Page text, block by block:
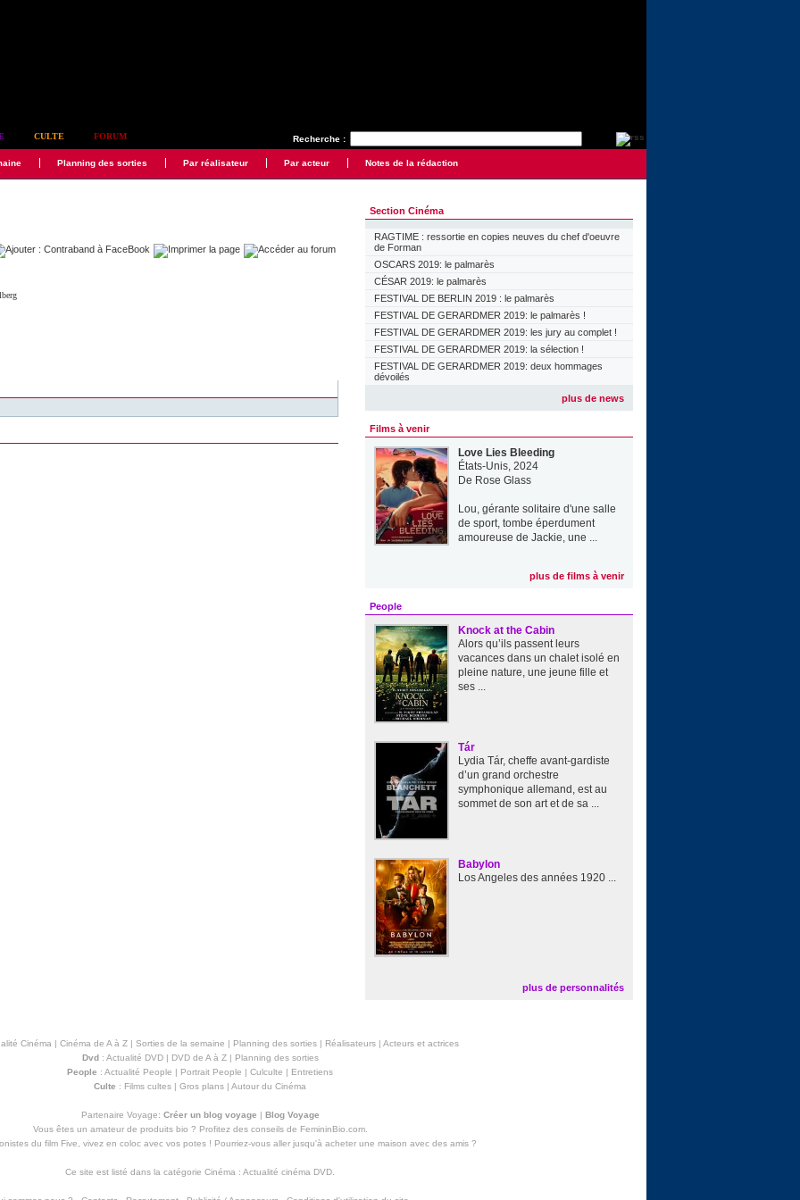
Recherche :
CULTE FORUM
Planning des sorties Par réalisateur Par acteur Notes de la rédaction
Section Cinéma
RAGTIME : ressortie en copies neuves du chef d'oeuvre
de Forman
OSCARS 2019: le palmarès
CÉSAR 2019: le palmarès
FESTIVAL DE BERLIN 2019 : le palmarès
FESTIVAL DE GERARDMER 2019: le palmarès !
FESTIVAL DE GERARDMER 2019: les jury au complet !
FESTIVAL DE GERARDMER 2019: la sélection !
FESTIVAL DE GERARDMER 2019: deux hommages
dévoilés
plus de news
Films à venir
Love Lies Bleeding
États-Unis, 2024
De Rose Glass
Lou, gérante solitaire d'une salle
de sport, tombe éperdument
amoureuse de Jackie, une ...
plus de films à venir
People
Knock at the Cabin
Alors qu’ils passent leurs
vacances dans un chalet isolé en
pleine nature, une jeune fille et
ses ...
Tár
Lydia Tár, cheffe avant-gardiste
d’un grand orchestre
symphonique allemand, est au
sommet de son art et de sa ...
Babylon
Los Angeles des années 1920 ...
plus de personnalités
Cinéma | Cinéma de A à Z| Sorties de la semaine | Planning des sorties| Réalisateurs| Acteurs et actrices
Dvd: Actualité DVD| DVD de A à Z| Planning des sorties
People : Actualité People | Portrait People | Culculte | Entretiens
Culte : Films cultes | Gros plans | Autour du Cinéma
Partenaire Voyage: Créer un blog voyage | Blog Voyage
Vous êtes un amateur de produits bio ? Profitez des conseils de FemininBio.com.
du film Five, vivez en coloc avec vos potes ! Pourriez-vous aller jusqu'à acheter une maison avec des amis?
Ce site est listé dans la catégorie Cinéma : Actualité cinéma DVD